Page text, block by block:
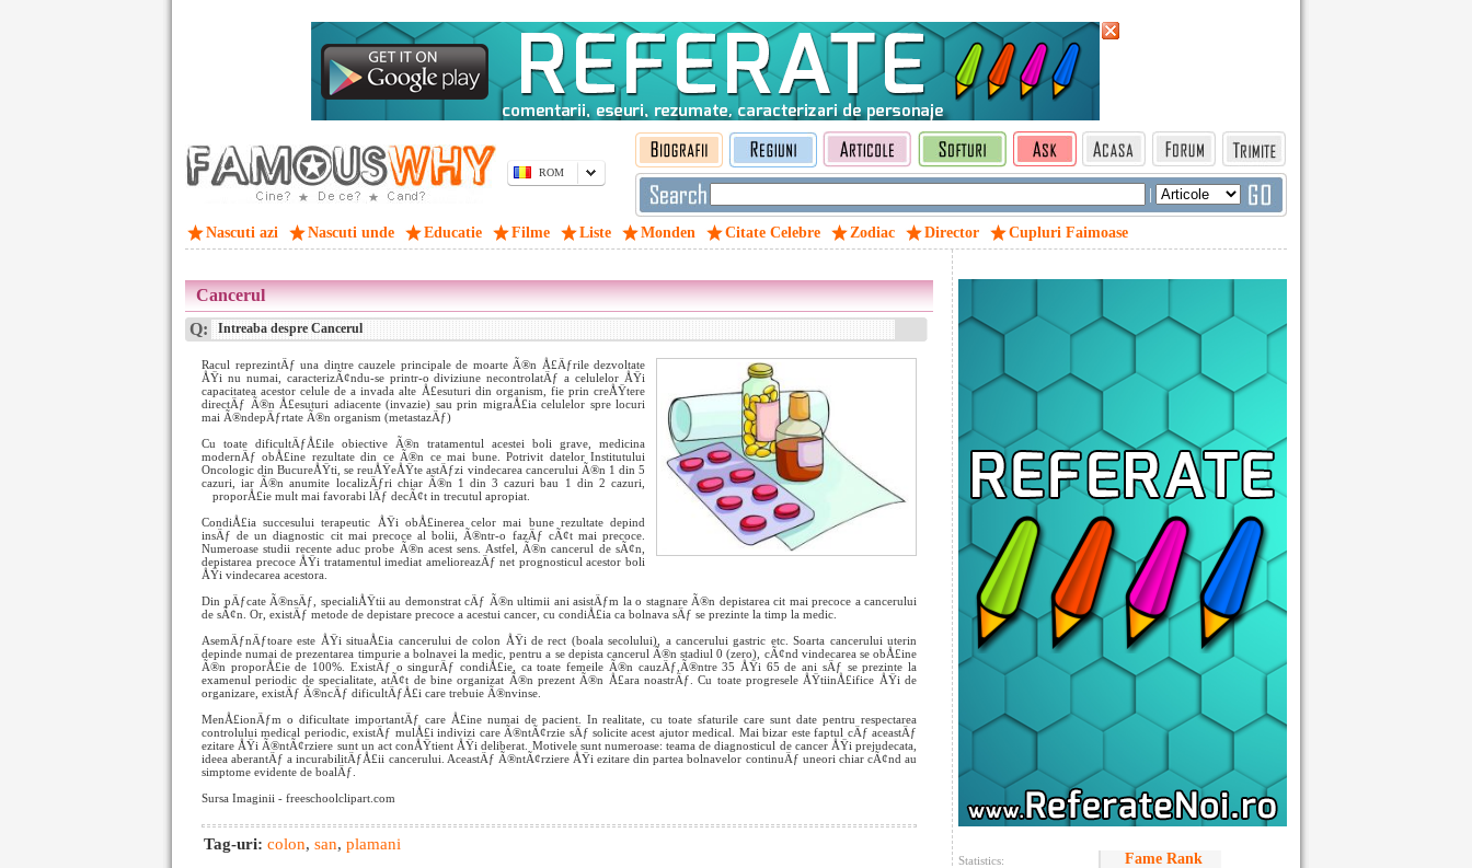
ROM
|
Nascuti azi Nascuti unde Educatie Filme Liste Monden Citate Celebre Zodiac Director Cupluri Faimoase
Statistics:
Fame Rank
Cancerul
Q: Intreaba despre Cancerul
Racul reprezintÄƒ una dintre cauzele principale de moarte Ã®n Å£Äƒrile dezvoltate
ÅŸi nu numai, caracterizÃ¢ndu-se printr-o diviziune necontrolatÄƒ a celulelor ÅŸi
capacitatea acestor celule de a invada alte Å£esuturi din organism, fie prin creÅŸtere
directÄƒ Ã®n Å£esuturi adiacente (invazie) sau prin migraÅ£ia celulelor spre locuri
mai Ã®ndepÄƒrtate Ã®n organism (metastazÄƒ)
Cu toate dificultÄƒÅ£ile obiective Ã®n tratamentul acestei boli grave, medicina
modernÄƒ obÅ£ine rezultate din ce Ã®n ce mai bune. Potrivit datelor Institutului
Oncologic din BucureÅŸti, se reuÅŸeÅŸte astÄƒzi vindecarea cancerului Ã®n 1 din 5
cazuri, iar Ã®n anumite localizÄƒri chiar Ã®n 1 din 3 cazuri bau 1 din 2 cazuri,
proporÅ£ie mult mai favorabi lÄƒ decÃ¢t in trecutul apropiat.
CondiÅ£ia succesului terapeutic ÅŸi obÅ£inerea celor mai bune rezultate depind
insÄƒ de un diagnostic cit mai precoce al bolii, Ã®ntr-o fazÄƒ cÃ¢t mai precoce.
Numeroase studii recente aduc probe Ã®n acest sens. Astfel, Ã®n cancerul de sÃ¢n,
depistarea precoce ÅŸi tratamentul imediat amelioreazÄƒ net prognosticul acestor boli
ÅŸi vindecarea acestora.
Din pÄƒcate Ã®nsÄƒ, specialiÅŸtii au demonstrat cÄƒ Ã®n ultimii ani asistÄƒm la o stagnare Ã®n depistarea cit mai precoce a cancerului
de sÃ¢n. Or, existÄƒ metode de depistare precoce a acestui cancer, cu condiÅ£ia ca bolnava sÄƒ se prezinte la timp la medic.
AsemÄƒnÄƒtoare este ÅŸi situaÅ£ia cancerului de colon ÅŸi de rect (boala secolului), a cancerului gastric etc. Soarta cancerului uterin
depinde numai de prezentarea timpurie a bolnavei la medic, pentru a se depista cancerul Ã®n stadiul 0 (zero), cÃ¢nd vindecarea se obÅ£ine
Ã®n proporÅ£ie de 100%. ExistÄƒ o singurÄƒ condiÅ£ie, ca toate femeile Ã®n cauzÄƒ,Ã®ntre 35 ÅŸi 65 de ani sÄƒ se prezinte la
examenul periodic de specialitate, atÃ¢t de bine organizat Ã®n prezent Ã®n Å£ara noastrÄƒ. Cu toate progresele ÅŸtiinÅ£ifice ÅŸi de
organizare, existÄƒ Ã®ncÄƒ dificultÄƒÅ£i care trebuie Ã®nvinse.
MenÅ£ionÄƒm o dificultate importantÄƒ care Å£ine numai de pacient. In realitate, cu toate sfaturile care sunt date pentru respectarea
controlului medical periodic, existÄƒ mulÅ£i indivizi care Ã®ntÃ¢rzie sÄƒ solicite acest ajutor medical. Mai bizar este faptul cÄƒ aceastÄƒ
ezitare ÅŸi Ã®ntÃ¢rziere sunt un act conÅŸtient ÅŸi deliberat. Motivele sunt numeroase: teama de diagnosticul de cancer ÅŸi prejudecata,
ideea aberantÄƒ a incurabilitÄƒÅ£ii cancerului. AceastÄƒ Ã®ntÃ¢rziere ÅŸi ezitare din partea bolnavelor continuÄƒ uneori chiar cÃ¢nd au
simptome evidente de boalÄƒ.
Sursa Imaginii - freeschoolclipart.com
Tag-uri: colon, san, plamani